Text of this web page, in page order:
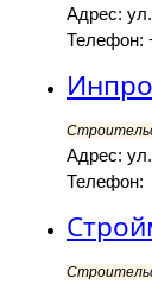
Адрес:
Телефон:
Адрес:
Телефон: